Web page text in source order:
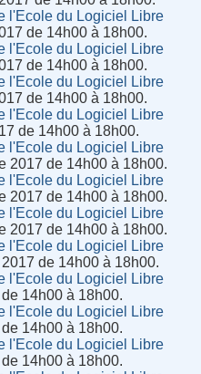
l'Ecole du Logiciel Libre
de 14h00 à 18h00.
l'Ecole du Logiciel Libre
de 14h00 à 18h00.
l'Ecole du Logiciel Libre
de 14h00 à 18h00.
l'Ecole du Logiciel Libre
de 14h00 à 18h00.
l'Ecole du Logiciel Libre
2017 de 14h00 à 18h00.
l'Ecole du Logiciel Libre
2017 de 14h00 à 18h00.
l'Ecole du Logiciel Libre
2017 de 14h00 à 18h00.
l'Ecole du Logiciel Libre
de 14h00 à 18h00.
l'Ecole du Logiciel Libre
14h00 à 18h00.
l'Ecole du Logiciel Libre
14h00 à 18h00.
l'Ecole du Logiciel Libre
14h00 à 18h00.